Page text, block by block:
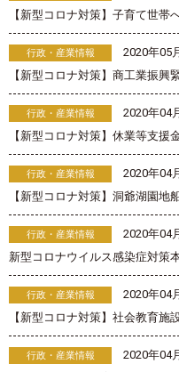
【新型コロナ対策】子育て世帯
行政・産業情報
2020年05
【新型コロナ対策】商工業振興
行政・産業情報
2020年04
【新型コロナ対策】休業等支援
行政・産業情報
2020年04
【新型コロナ対策】洞爺湖園地
行政・産業情報
2020年04
新型コロナウイルス感染症対策
行政・産業情報
2020年04
【新型コロナ対策】社会教育施
行政・産業情報
2020年04